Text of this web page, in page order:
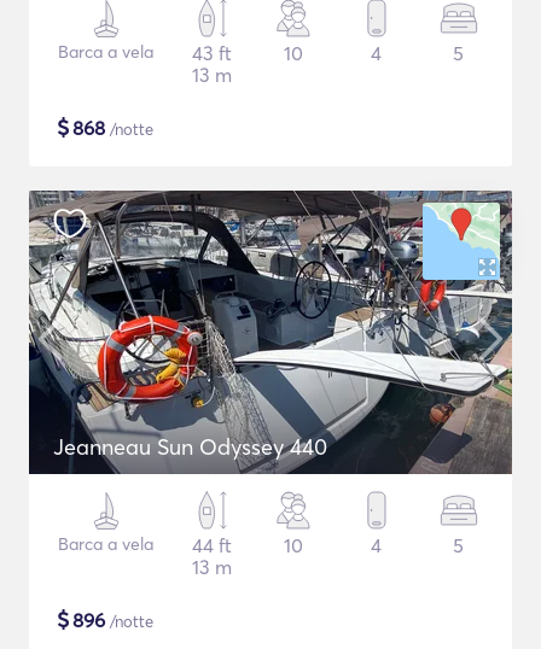
Barca a vela
43 ft
13 m
10 4 5
$868 /notte
Jeanneau Sun Odyssey 440
Barca a vela
44 ft
13 m
10 4 5
$896 /notte